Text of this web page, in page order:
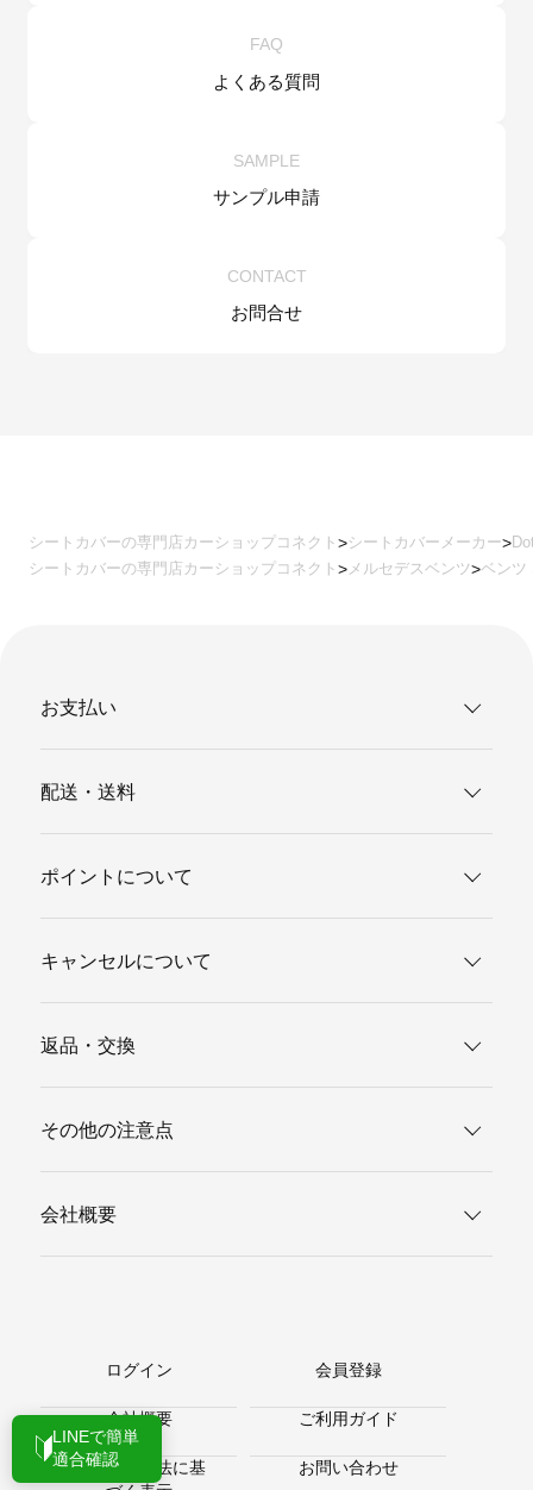
FAQ
よくある質問
SAMPLE
サンプル申請
CONTACT
お問合せ
シートカバーの専門店カーショップコネクト シートカバーメーカー
シートカバーの専門店カーショップコネクト
メルセデスベンツ ベンツ
お支払い
配送・送料
ポイントについて
キャンセルについて
返品・交換
その他の注意点
会社概要
ログイン 会員登録
会社概要 ご利用ガイド
特定商取引法に基
お問い合わせ
LINEで簡単
適合確認